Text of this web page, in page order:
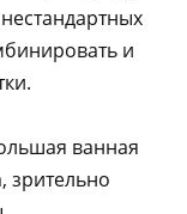
и
ванная
зрительно